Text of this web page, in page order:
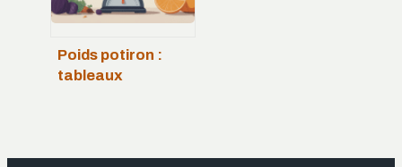
Poids potiron :
tableaux
connaître